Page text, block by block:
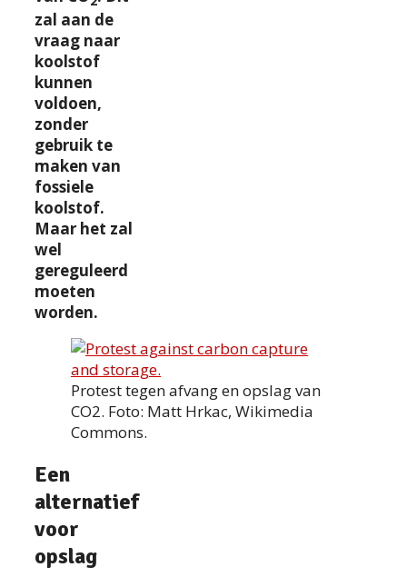
zal aan de
vraag naar
koolstof
kunnen
voldoen,
zonder
gebruik te
maken van
fossiele
koolstof.
Maar het zal
wel
gereguleerd
moeten
worden.
Protest tegen afvang en opslag van
CO2. Foto: Matt Hrkac, Wikimedia
Commons.
Een
alternatief
voor
opslag